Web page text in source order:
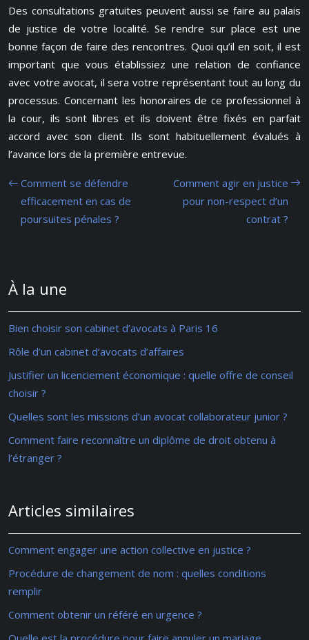
Des consultations gratuites peuvent aussi se faire au palais
de justice de votre localité. Se rendre sur place est une
bonne façon de faire des rencontres. Quoi qu’il en soit, il est
important que vous établissiez une relation de confiance
avec votre avocat, il sera votre représentant tout au long du
processus. Concernant les honoraires de ce professionnel à
la cour, ils sont libres et ils doivent être fixés en parfait
accord avec son client. Ils sont habituellement évalués à
l’avance lors de la première entrevue.
Comment se défendre
efficacement en cas de
poursuites pénales ?
Comment agir en justice
pour non-respect d’un
contrat ?
À la une
Bien choisir son cabinet d’avocats à Paris 16
Rôle d’un cabinet d’avocats d’affaires
Justifier un licenciement économique : quelle offre de conseil
choisir ?
Quelles sont les missions d’un avocat collaborateur junior ?
Comment faire reconnaître un diplôme de droit obtenu à
l’étranger ?
Articles similaires
Comment engager une action collective en justice ?
Procédure de changement de nom : quelles conditions
remplir
Comment obtenir un référé en urgence ?